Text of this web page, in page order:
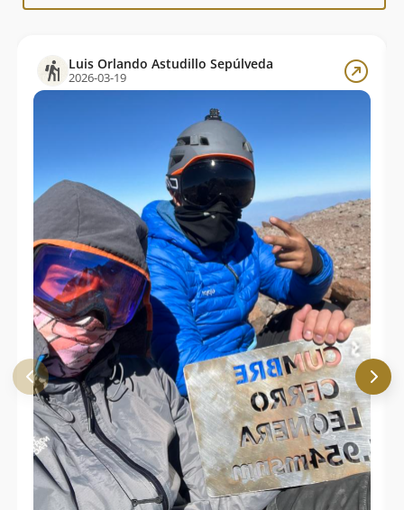
Luis Orlando Astudillo Sepúlveda
2026-03-19